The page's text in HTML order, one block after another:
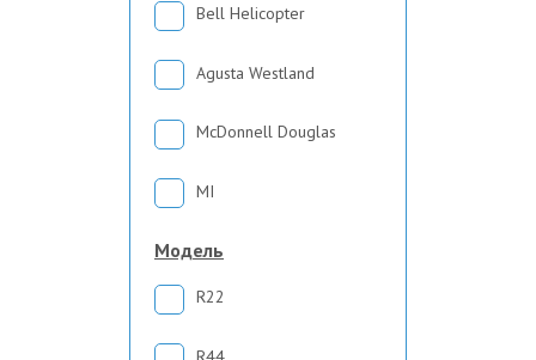
Bell Helicopter
Agusta Westland
McDonnell Douglas
MI
Модель
R22